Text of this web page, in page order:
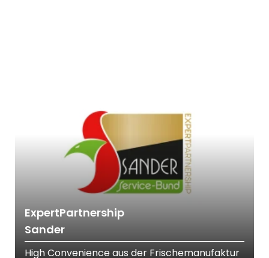
ExpertPartnership
Sander
High Convenience aus der Frischemanufaktur